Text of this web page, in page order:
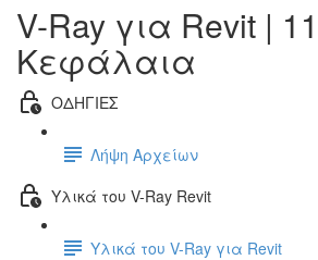
V-Ray για Revit |
Κεφάλαια
ΟΔΗΓΙΕΣ
Λήψη Αρχείων
Υλικά του V-Ray Revit
Υλικά του V-Ray για Revit